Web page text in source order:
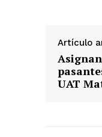
Artículo
UAT